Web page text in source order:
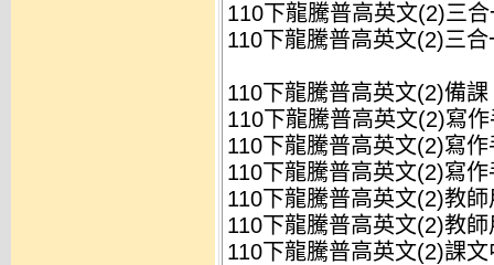
110下龍騰普高英文(2)三
110下龍騰普高英文(2)三
110下龍騰普高英文(2)備課
110下龍騰普高英文(2)寫
110下龍騰普高英文(2)寫
110下龍騰普高英文(2)寫
110下龍騰普高英文(2)教
110下龍騰普高英文(2)教
110下龍騰普高英文(2)課